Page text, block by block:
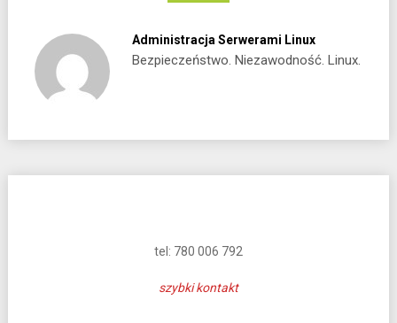
Administracja Serwerami Linux
Bezpieczeństwo. Niezawodność. Linux.
tel: 780 006 792
szybki kontakt